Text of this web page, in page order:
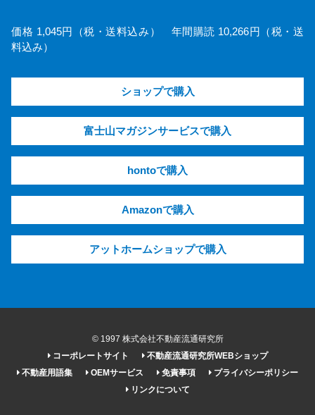
価格 1,045円（税・送料込み） 年間購読 10,266円（税・送
料込み）
ショップで購入
富士山マガジンサービスで購入
hontoで購入
Amazonで購入
アットホームショップで購入
© 1997 株式会社不動産流通研究所
コーポレートサイト
不動産流通研究所WEBショップ
不動産用語集
OEMサービス 免責事項
プライバシーポリシー
リンクについて